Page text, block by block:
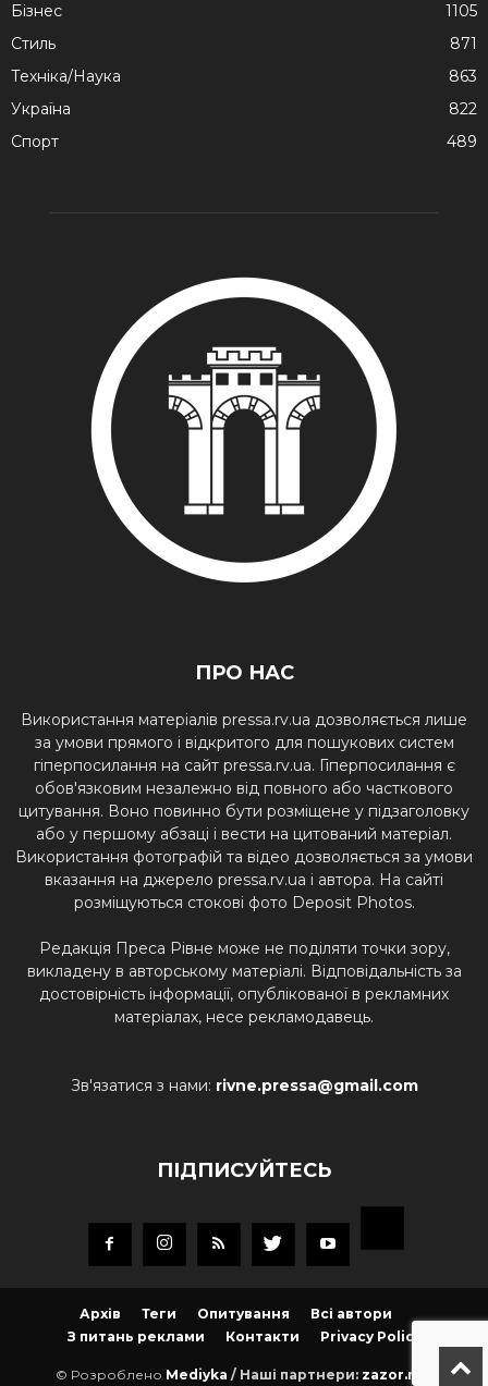
Бізнес
1105
Стиль
871
Техніка/Наука
863
Україна
822
Спорт
489
ПРО НАС
Використання матеріалів pressa.rv.ua дозволяється лише
за умови прямого і відкритого для пошукових систем
гіперпосилання на сайт pressa.rv.ua. Гіперпосилання є
обов'язковим незалежно від повного або часткового
цитування. Воно повинно бути розміщене у підзаголовку
або у першому абзаці і вести на цитований матеріал.
Використання фотографій та відео дозволяється за умови
вказання на джерело pressa.rv.ua і автора. На сайті
розміщуються стокові фото Deposit Photos.
Редакція Преса Рівне може не поділяти точки зору,
викладену в авторському матеріалі. Відповідальність за
достовірність інформації, опублікованої в рекламних
матеріалах, несе рекламодавець.
Зв'язатися з нами: rivne.pressa@gmail.com
ПІДПИСУЙТЕСЬ
Архів Теги Опитування
Всі автори
З питань реклами
Контакти Privacy Policy
© Розроблено Mediyka / Наші партнери: zazor.net